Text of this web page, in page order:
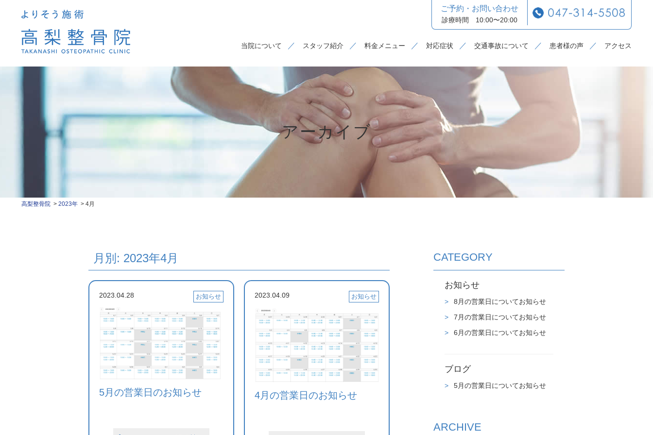
ご予約・お問い合わせ
診療時間 10:00〜20:00
当院について スタッフ紹介 料金メニュー 対応症状 交通事故について 患者様の声 アクセス
アーカイブ
高梨整骨院 2023年 4月
月別: 2023年4月
2023.04.28 お知らせ
5月の営業日のお知らせ
2023.04.09 お知らせ
4月の営業日のお知らせ
CATEGORY
お知らせ
8月の営業日についてお知らせ
7月の営業日についてお知らせ
6月の営業日についてお知らせ
ブログ
5月の営業日についてお知らせ
ARCHIVE